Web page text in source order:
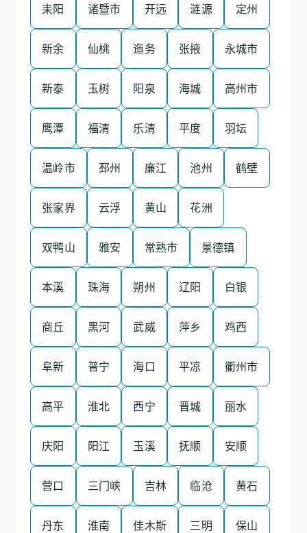
耒阳 诸暨市 开远 涟源 定州
新余 仙桃 迤务 张掖 永城市
新泰 玉树 阳泉 海城 高州市
鹰潭 福清 乐清 平度 羽坛
温岭市 邳州 廉江 池州 鹤壁
张家界 云浮 黄山 花洲
双鸭山 雅安 常熟市 景德镇
本溪 珠海 朔州 辽阳 白银
商丘 黑河 武威 萍乡 鸡西
阜新 普宁 海口 平凉 衢州市
高平 淮北 西宁 晋城 丽水
庆阳 阳江 玉溪 抚顺 安顺
营口 三门峡 吉林 临沧 黄石
丹东 淮南 佳木斯 三明 保山